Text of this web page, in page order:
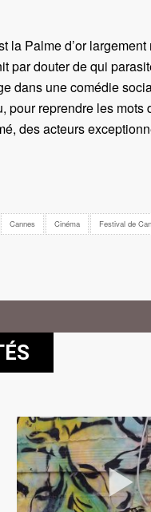
la Palme d’or
par douter de qui
dans une comédie
pour reprendre les
des acteurs
Cannes Cinéma Festival de